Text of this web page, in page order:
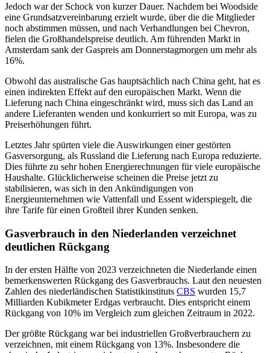
Jedoch war der Schock von kurzer Dauer. Nachdem bei Woodside
eine Grundsatzvereinbarung erzielt wurde, über die die Mitglieder
noch abstimmen müssen, und nach Verhandlungen bei Chevron,
fielen die Großhandelspreise deutlich. Am führenden Markt in
Amsterdam sank der Gaspreis am Donnerstagmorgen um mehr als
16%.
Obwohl das australische Gas hauptsächlich nach China geht, hat es
einen indirekten Effekt auf den europäischen Markt. Wenn die
Lieferung nach China eingeschränkt wird, muss sich das Land an
andere Lieferanten wenden und konkurriert so mit Europa, was zu
Preiserhöhungen führt.
Letztes Jahr spürten viele die Auswirkungen einer gestörten
Gasversorgung, als Russland die Lieferung nach Europa reduzierte.
Dies führte zu sehr hohen Energierechnungen für viele europäische
Haushalte. Glücklicherweise scheinen die Preise jetzt zu
stabilisieren, was sich in den Ankündigungen von
Energieunternehmen wie Vattenfall und Essent widerspiegelt, die
ihre Tarife für einen Großteil ihrer Kunden senken.
Gasverbrauch in den Niederlanden verzeichnet
deutlichen Rückgang
In der ersten Hälfte von 2023 verzeichneten die Niederlande einen
bemerkenswerten Rückgang des Gasverbrauchs. Laut den neuesten
Zahlen des niederländischen Statistikinstituts CBS wurden 15,7
Milliarden Kubikmeter Erdgas verbraucht. Dies entspricht einem
Rückgang von 10% im Vergleich zum gleichen Zeitraum in 2022.
Der größte Rückgang war bei industriellen Großverbrauchern zu
verzeichnen, mit einem Rückgang von 13%. Insbesondere die